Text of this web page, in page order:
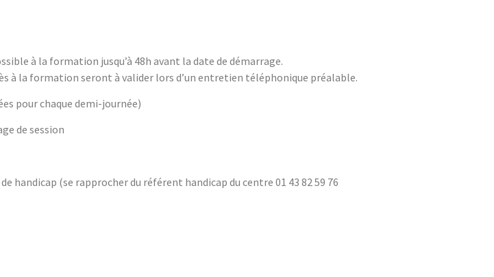
à la formation jusqu’à 48h avant la date de démarrage.
à la formation seront à valider lors d’un entretien téléphonique préalable.
pour chaque demi-journée)
de session
handicap (se rapprocher du référent handicap du centre 01 43 82 59 76